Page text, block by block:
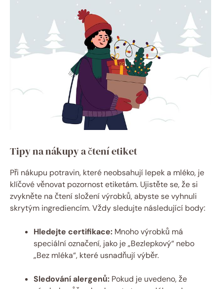
Tipy na nákupy a čtení etiket
Při nákupu potravin, které neobsahují lepek a mléko, je
klíčové věnovat pozornost etiketám. Ujistěte se, že si
zvykněte na čtení složení výrobků, abyste se vyhnuli
skrytým ingrediencím. Vždy sledujte následující body:
Hledejte certifikace: Mnoho výrobků má
speciální označení, jako je „Bezlepkový“ nebo
„Bez mléka“, které usnadňují výběr.
Sledování alergenů: Pokud je uvedeno, že